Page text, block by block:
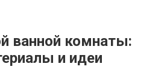
ванной комнаты:
и идеи